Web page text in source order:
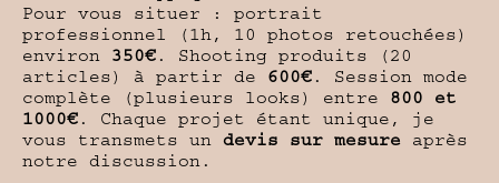
Pour vous situer : portrait
professionnel (1h, 10 photos retouchées)
environ 350€ . Shooting produits (20
articles) à partir de 600€ . Session mode
complète (plusieurs looks) entre 800 et
1000€ . Chaque projet étant unique, je
vous transmets un devis sur mesure après
notre discussion.